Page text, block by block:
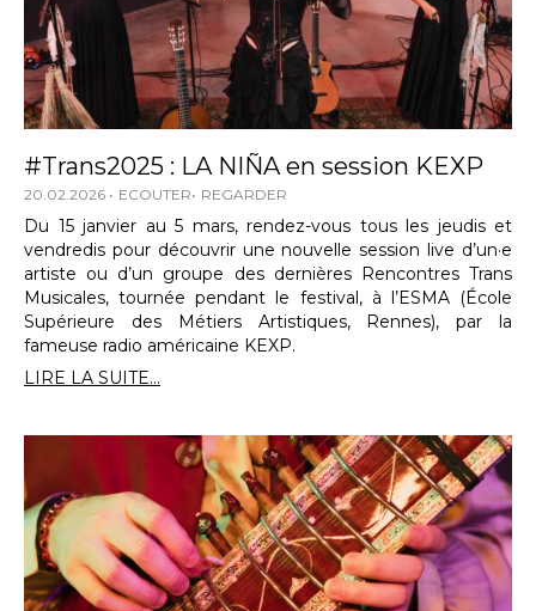
#Trans2025 : LA NIÑA en session KEXP
20.02.2026 ECOUTER REGARDER
Du 15 janvier au 5 mars, rendez-vous tous les jeudis et
vendredis pour découvrir une nouvelle session live d’un·e
artiste ou d’un groupe des dernières Rencontres Trans
Musicales, tournée pendant le festival, à l’ESMA (École
Supérieure des Métiers Artistiques, Rennes), par la
fameuse radio américaine KEXP.
LIRE LA SUITE...